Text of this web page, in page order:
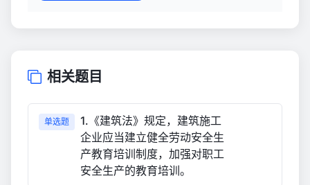
相关题目
单选题
1.《建筑法》规定，建筑施工
企业应当建立健全劳动安全生
产教育培训制度，加强对职工
安全生产的教育培训。